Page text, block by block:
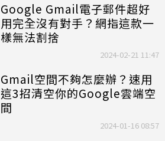
Google Gmail電子郵件超好
用完全沒有對手？網指這款一
樣無法割捨
2024-02-21 11:47
Gmail空間不夠怎麼辦？速用
這3招清空你的Google雲端空
間
2024-01-16 08:57